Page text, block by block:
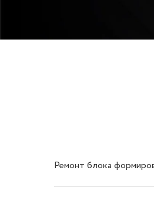
Ремонт блока